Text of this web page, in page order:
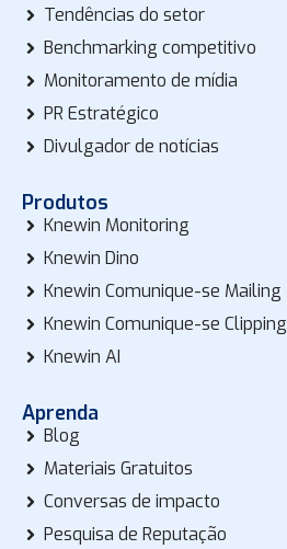
Tendências do setor
Benchmarking competitivo
Monitoramento de mídia
PR Estratégico
Divulgador de notícias
Produtos
Knewin Monitoring
Knewin Dino
Knewin Comunique-se Mailing
Knewin Comunique-se Clipping
Knewin AI
Aprenda
Blog
Materiais Gratuitos
Conversas de impacto
Pesquisa de Reputação